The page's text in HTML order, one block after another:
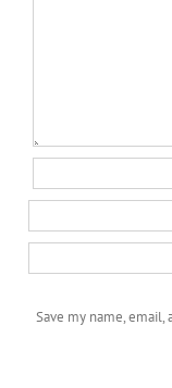
Save my name,